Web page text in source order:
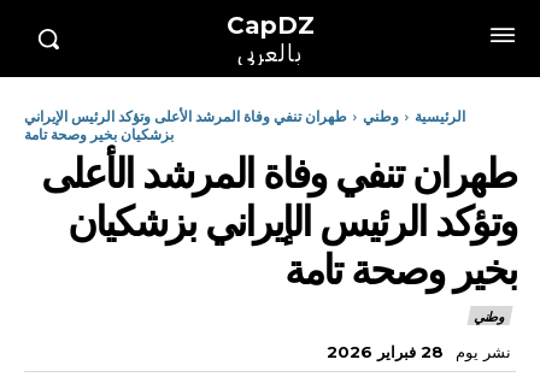
CapDZ
بالعربي
الرئيسية وطني
طهران تنفي وفاة المرشد الأعلى وتؤكد الرئيس الإيراني
بزشكيان بخير وصحة تامة
طهران تنفي وفاة المرشد الأعلى
وتؤكد الرئيس الإيراني بزشكيان
بخير وصحة تامة
وطني
نشر يوم 28 فبراير 2026